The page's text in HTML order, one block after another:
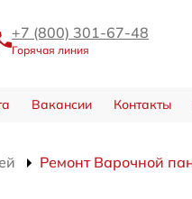
+7 (800) 301-67-48
Горячая линия
Вакансии Контакты
Ремонт Варочной